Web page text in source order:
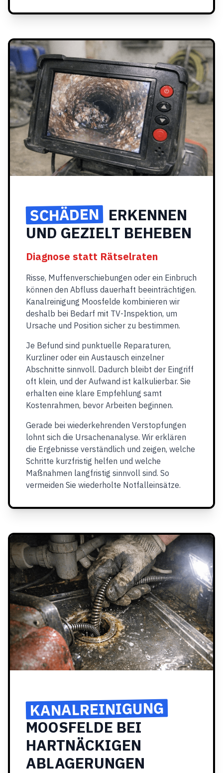
SCHÄDEN ERKENNEN
UND GEZIELT BEHEBEN
Diagnose statt Rätselraten
Risse, Muffenverschiebungen oder ein Einbruch
können den Abfluss dauerhaft beeinträchtigen.
Kanalreinigung Moosfelde kombinieren wir
deshalb bei Bedarf mit TV-Inspektion, um
Ursache und Position sicher zu bestimmen.
Je Befund sind punktuelle Reparaturen,
Kurzliner oder ein Austausch einzelner
Abschnitte sinnvoll. Dadurch bleibt der Eingriff
oft klein, und der Aufwand ist kalkulierbar. Sie
erhalten eine klare Empfehlung samt
Kostenrahmen, bevor Arbeiten beginnen.
Gerade bei wiederkehrenden Verstopfungen
lohnt sich die Ursachenanalyse. Wir erklären
die Ergebnisse verständlich und zeigen, welche
Schritte kurzfristig helfen und welche
Maßnahmen langfristig sinnvoll sind. So
vermeiden Sie wiederholte Notfalleinsätze.
KANALREINIGUNG
MOOSFELDE BEI
HARTNÄCKIGEN
ABLAGERUNGEN